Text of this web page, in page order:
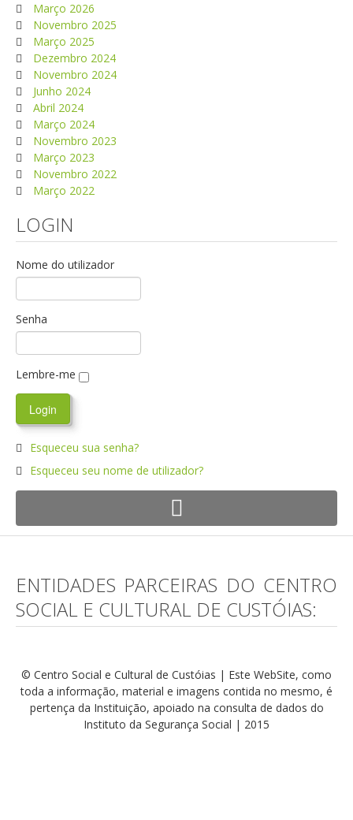
Março 2026
Novembro 2025
Março 2025
Dezembro 2024
Novembro 2024
Junho 2024
Abril 2024
Março 2024
Novembro 2023
Março 2023
Novembro 2022
Março 2022
LOGIN
Nome do utilizador
Senha
Lembre-me
Esqueceu sua senha?
Esqueceu seu nome de utilizador?
ENTIDADES PARCEIRAS DO CENTRO
SOCIAL E CULTURAL DE CUSTÓIAS:
© Centro Social e Cultural de Custóias | Este WebSite, como
toda a informação, material e imagens contida no mesmo, é
pertença da Instituição, apoiado na consulta de dados do
Instituto da Segurança Social | 2015